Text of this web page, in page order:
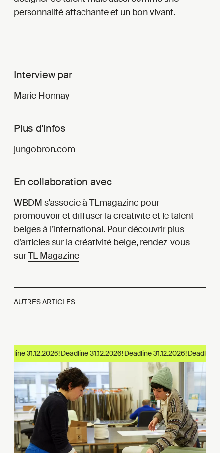
personnalité attachante et un bon vivant.
Interview par
Marie Honnay
Plus d'infos
jungobron.com
En collaboration avec
WBDM s’associe à TLmagazine pour
promouvoir et diffuser la créativité et le talent
belges à l’international. Pour découvrir plus
d’articles sur la créativité belge, rendez-vous
surTL Magazine
AUTRES ARTICLES
31.12.2026!